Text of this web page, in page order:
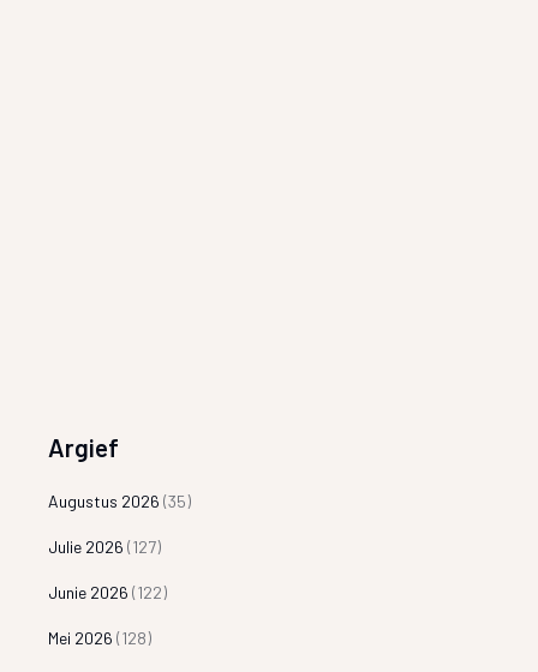
Argief
Augustus 2026 (35)
Julie 2026 (127)
Junie 2026 (122)
Mei 2026 (128)